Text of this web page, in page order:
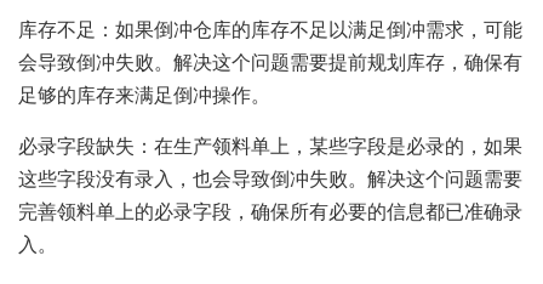
库存不足：如果倒冲仓库的库存不足以满足倒冲需求，可能
会导致倒冲失败。解决这个问题需要提前规划库存，确保有
足够的库存来满足倒冲操作。
必录字段缺失：在生产领料单上，某些字段是必录的，如果
这些字段没有录入，也会导致倒冲失败。解决这个问题需要
完善领料单上的必录字段，确保所有必要的信息都已准确录
入。